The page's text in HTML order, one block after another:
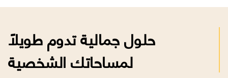
حلول جمالية تدوم طويلاً
لمساحاتك الشخصية